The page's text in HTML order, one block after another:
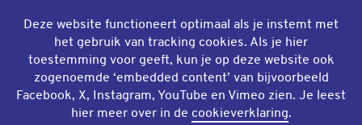
Deze website functioneert optimaal als je instemt met
het gebruik van tracking cookies. Als je hier
toestemming voor geeft, kun je op deze website ook
zogenoemde ‘embedded content’ van bijvoorbeeld
Facebook, X, Instagram, YouTube en Vimeo zien. Je leest
hier meer over in de cookieverklaring.